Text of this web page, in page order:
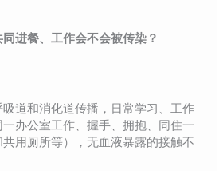
进餐、工作会不会被传染？
道和消化道传播，日常学习、工作
办公室工作、握手、拥抱、同住一
用厕所等），无血液暴露的接触不